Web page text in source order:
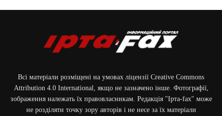
Всі матеріали розміщені на умовах ліцензії Creative Commons
Attribution 4.0 International, якщо не зазначено інше. Фотографії,
зображення належать їх правовласникам. Редакція "Ірта-fax" може
не розділяти точку зору авторів і не несе за їх матеріали